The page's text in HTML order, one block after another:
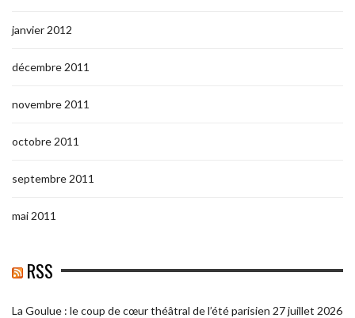
janvier 2012
décembre 2011
novembre 2011
octobre 2011
septembre 2011
mai 2011
RSS
La Goulue : le coup de cœur théâtral de l’été parisien 27 juillet 2026